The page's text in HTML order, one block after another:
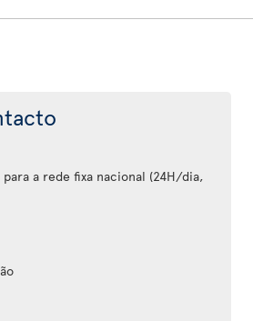
a rede fixa nacional (24H/dia,